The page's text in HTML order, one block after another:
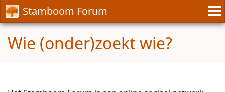
Stamboom Forum
Wie (onder)zoekt wie?